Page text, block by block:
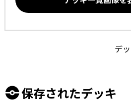
デ
保存されたデッキ